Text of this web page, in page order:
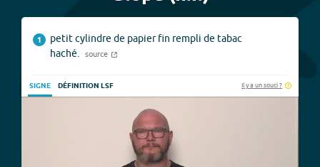
1
petit cylindre de papier fin rempli de tabac
haché.
source
SIGNE DÉFINITION LSF Il y a un souci ?